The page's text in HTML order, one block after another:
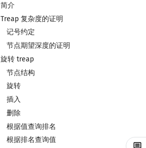
简介
Treap 复杂度的证明
记号约定
节点期望深度的证明
旋转 treap
节点结构
旋转
插入
删除
根据值查询排名
根据排名查询值